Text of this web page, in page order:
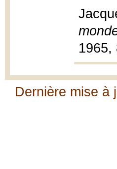
1965,
Dernière mise à